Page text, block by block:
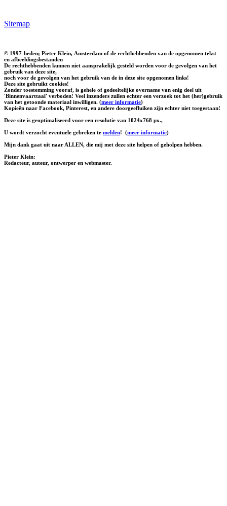
Sitemap
© 1997-heden; Pieter Klein, Amsterdam of de rechthebbenden van de opgenomen tekst-
en afbeeldingsbestanden
De rechthebbenden kunnen niet aansprakelijk gesteld worden voor de gevolgen van het
gebruik van deze site,
noch voor de gevolgen van het gebruik van de in deze site opgenomen links!
Deze site gebruikt cookies!
Zonder toestemming vooraf, is gehele of gedeeltelijke overname van enig deel uit
'Binnenvaarttaal' verboden! Veel inzenders zullen echter een verzoek tot het (her)gebruik
van het getoonde materiaal inwilligen. (meer informatie)
Kopieën naar Facebook, Pinterest, en andere doorgeefluiken zijn echter niet toegestaan!
Deze site is geoptimaliseerd voor een resolutie van 1024x768 px.,
U wordt verzocht eventuele gebreken te melden! (meer informatie)
Mijn dank gaat uit naar ALLEN, die mij met deze site helpen of geholpen hebben.
Pieter Klein:
Redacteur, auteur, ontwerper en webmaster.